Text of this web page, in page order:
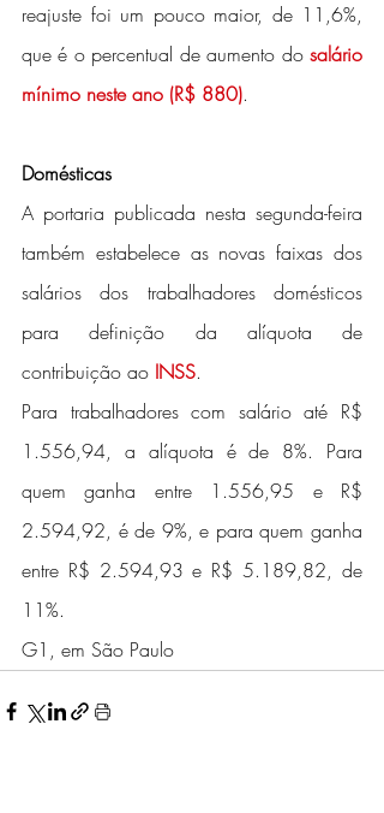
reajuste foi um pouco maior, de 11,6%,
que é o percentual de aumento do salário
mínimo neste ano (R$ 880).
Domésticas
A portaria publicada nesta segunda-feira
também estabelece as novas faixas dos
salários dos trabalhadores domésticos
para definição da alíquota de
contribuição ao INSS.
Para trabalhadores com salário até R$
1.556,94, a alíquota é de 8%. Para
quem ganha entre 1.556,95 e R$
2.594,92, é de 9%, e para quem ganha
entre R$ 2.594,93 e R$ 5.189,82, de
11%.
G1, em São Paulo